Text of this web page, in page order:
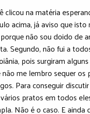
clicou na matéria
acima, já aviso que isto
não sou doido de
Segundo, não fui a
pois surgiram
me lembro sequer os
Para conseguir
pratos em todos
Não é o caso. E ainda